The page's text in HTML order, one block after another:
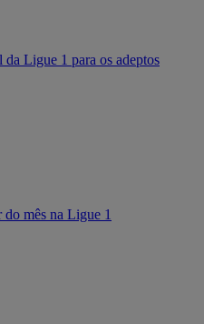
Ligue 1 para os adeptos
mês na Ligue 1